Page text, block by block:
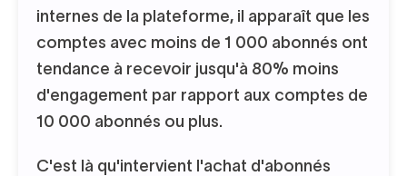
internes de la plateforme, il apparaît que les
comptes avec moins de 1 000 abonnés ont
tendance à recevoir jusqu'à 80% moins
d'engagement par rapport aux comptes de
10 000 abonnés ou plus.
C'est là qu'intervient l'achat d'abonnés